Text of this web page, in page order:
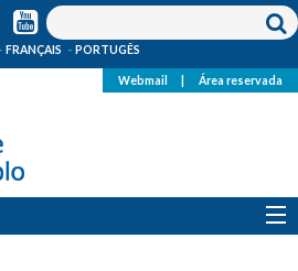
FRANÇAIS PORTUGÊS
Webmail Área reservada